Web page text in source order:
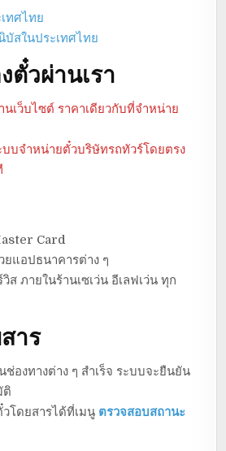
ทศไทย
บัสในประเทศไทย
ตั๋วผ่านเรา
เว็บไซต์ ราคาเดียวกับที่จำหน่าย
บบจำหน่ายตั๋วบริษัทรถทัวร์โดยตรง
Card
ยแอปธนาคารต่าง ๆ
ส ภายในร้านเซเว่น อีเลฟเว่น ทุก
าร
ช่องทางต่าง ๆ สำเร็จ ระบบจะยืนยัน
ติ
โดยสารได้ที่เมนู ตรวจสอบสถานะ